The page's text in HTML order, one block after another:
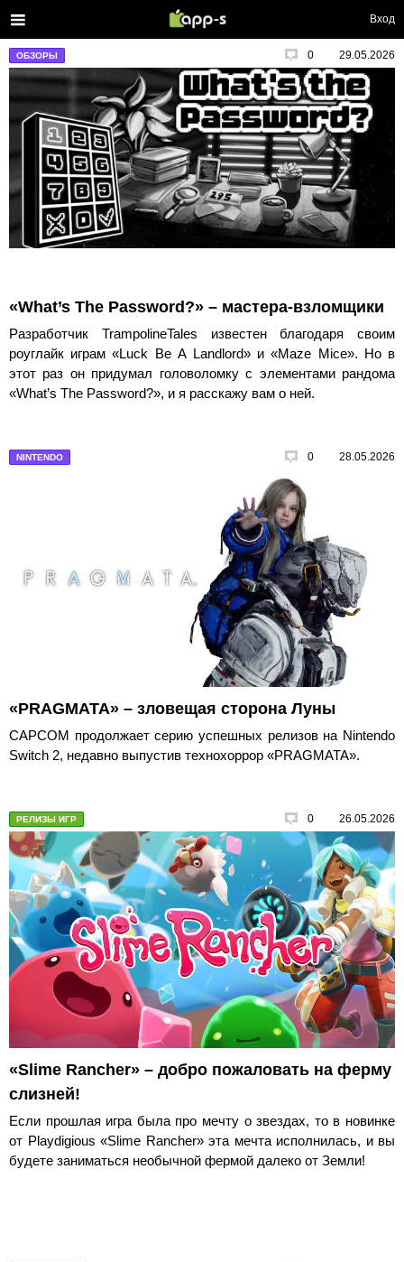
Вход
ОБЗОРЫ 0 29.05.2026
«What’s The Password?» – мастера-взломщики
Разработчик TrampolineTales известен благодаря своим
роуглайк играм «Luck Be A Landlord» и «Maze Mice». Но в
этот раз он придумал головоломку с элементами рандома
«What’s The Password?», и я расскажу вам о ней.
NINTENDO 0 28.05.2026
«PRAGMATA» – зловещая сторона Луны
CAPCOM продолжает серию успешных релизов на Nintendo
Switch 2, недавно выпустив технохоррор «PRAGMATA».
РЕЛИЗЫ ИГР 0 26.05.2026
«Slime Rancher» – добро пожаловать на ферму
слизней!
Если прошлая игра была про мечту о звездах, то в новинке
от Playdigious «Slime Rancher» эта мечта исполнилась, и вы
будете заниматься необычной фермой далеко от Земли!